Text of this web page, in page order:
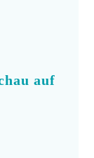
auf